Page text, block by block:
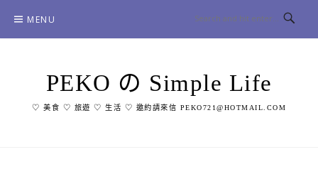
content
MENU
PEKO の Simple Life
♡ 美食 ♡ 旅遊 ♡ 生活 ♡ 邀約請來信 PEKO721@HOTMAIL.COM